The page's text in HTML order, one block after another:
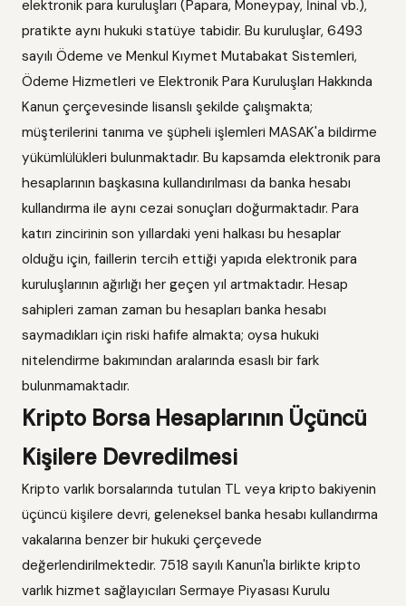
elektronik para kuruluşları (Papara, Moneypay, İninal vb.),
pratikte aynı hukuki statüye tabidir. Bu kuruluşlar, 6493
sayılı Ödeme ve Menkul Kıymet Mutabakat Sistemleri,
Ödeme Hizmetleri ve Elektronik Para Kuruluşları Hakkında
Kanun çerçevesinde lisanslı şekilde çalışmakta;
müşterilerini tanıma ve şüpheli işlemleri MASAK'a bildirme
yükümlülükleri bulunmaktadır. Bu kapsamda elektronik para
hesaplarının başkasına kullandırılması da banka hesabı
kullandırma ile aynı cezai sonuçları doğurmaktadır. Para
katırı zincirinin son yıllardaki yeni halkası bu hesaplar
olduğu için, faillerin tercih ettiği yapıda elektronik para
kuruluşlarının ağırlığı her geçen yıl artmaktadır. Hesap
sahipleri zaman zaman bu hesapları banka hesabı
saymadıkları için riski hafife almakta; oysa hukuki
nitelendirme bakımından aralarında esaslı bir fark
bulunmamaktadır.
Kripto Borsa Hesaplarının Üçüncü
Kişilere Devredilmesi
Kripto varlık borsalarında tutulan TL veya kripto bakiyenin
üçüncü kişilere devri, geleneksel banka hesabı kullandırma
vakalarına benzer bir hukuki çerçevede
değerlendirilmektedir. 7518 sayılı Kanun'la birlikte kripto
varlık hizmet sağlayıcıları Sermaye Piyasası Kurulu